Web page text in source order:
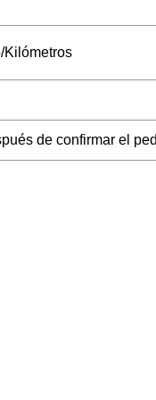
Kilómetros
de confirmar el